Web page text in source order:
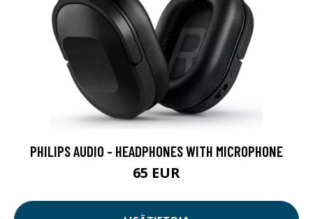
PHILIPS AUDIO - HEADPHONES WITH MICROPHONE
65 EUR